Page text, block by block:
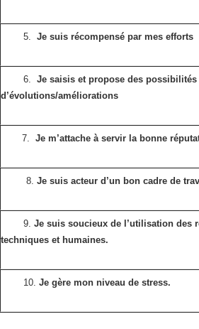
5. Je suis récompensé par mes efforts
6. Je saisis et propose des possibilités
d’évolutions/améliorations
7. Je m’attache à servir la bonne
8. Je suis acteur d’un bon cadre de
9. Je suis soucieux de l’utilisation des
techniques et humaines.
10. Je gère mon niveau de stress.